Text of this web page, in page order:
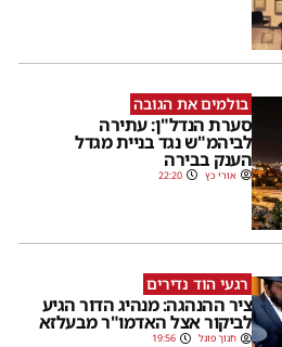
בולמים את הגובה
סערת הנדל"ן: עתירה
לביהמ"ש נגד בניית מגדל
הענק בבירה
אורי כץ 22:20
רגעי הוד נדירים
ציר ההנהגה: מנהיג הדור הגיע
לביקור אצל האדמו"ר מבעלזא
חנוך פוגל 19:56